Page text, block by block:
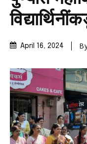
April 16, 2024